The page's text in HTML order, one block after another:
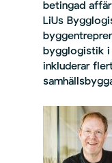
betingad
LiUs
bygglogistik
inkluderar